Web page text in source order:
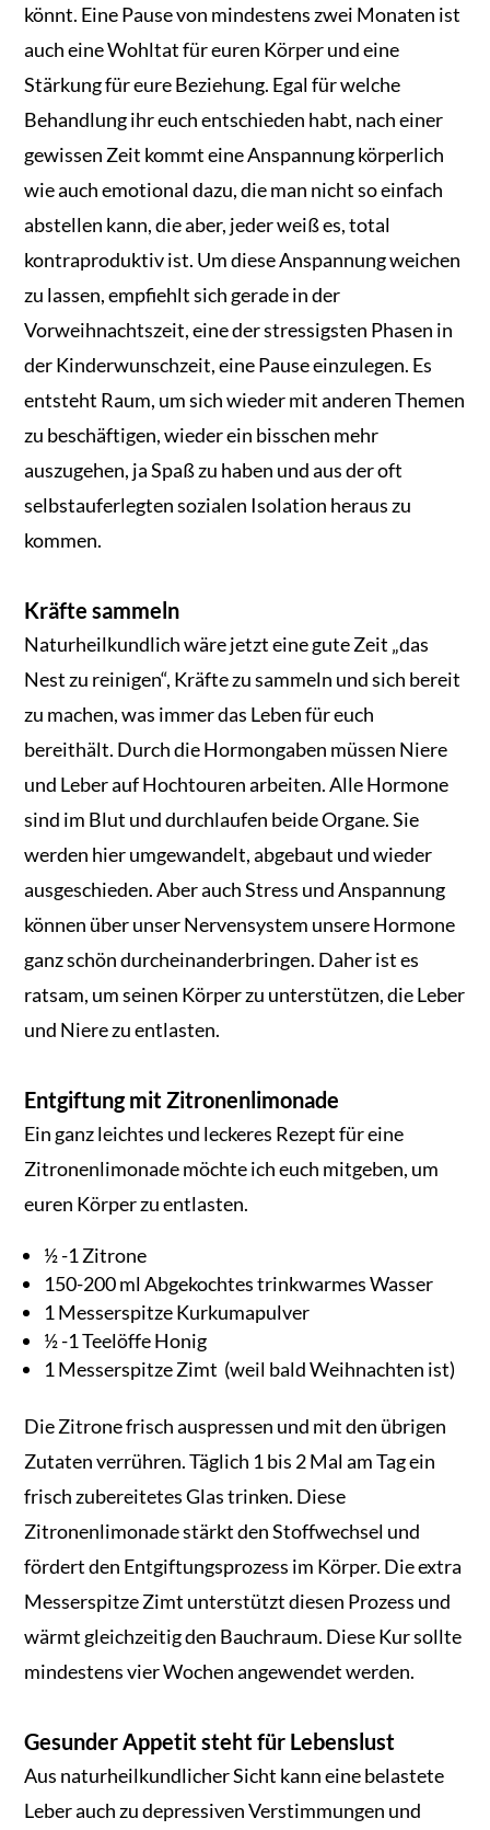
könnt. Eine Pause von mindestens zwei Monaten ist
auch eine Wohltat für euren Körper und eine
Stärkung für eure Beziehung. Egal für welche
Behandlung ihr euch entschieden habt, nach einer
gewissen Zeit kommt eine Anspannung körperlich
wie auch emotional dazu, die man nicht so einfach
abstellen kann, die aber, jeder weiß es, total
kontraproduktiv ist. Um diese Anspannung weichen
zu lassen, empfiehlt sich gerade in der
Vorweihnachtszeit, eine der stressigsten Phasen in
der Kinderwunschzeit, eine Pause einzulegen. Es
entsteht Raum, um sich wieder mit anderen Themen
zu beschäftigen, wieder ein bisschen mehr
auszugehen, ja Spaß zu haben und aus der oft
selbstauferlegten sozialen Isolation heraus zu
kommen.
Kräfte sammeln
Naturheilkundlich wäre jetzt eine gute Zeit „das
Nest zu reinigen“, Kräfte zu sammeln und sich bereit
zu machen, was immer das Leben für euch
bereithält. Durch die Hormongaben müssen Niere
und Leber auf Hochtouren arbeiten. Alle Hormone
sind im Blut und durchlaufen beide Organe. Sie
werden hier umgewandelt, abgebaut und wieder
ausgeschieden. Aber auch Stress und Anspannung
können über unser Nervensystem unsere Hormone
ganz schön durcheinanderbringen. Daher ist es
ratsam, um seinen Körper zu unterstützen, die Leber
und Niere zu entlasten.
Entgiftung mit Zitronenlimonade
Ein ganz leichtes und leckeres Rezept für eine
Zitronenlimonade möchte ich euch mitgeben, um
euren Körper zu entlasten.
½ -1 Zitrone
150-200 ml Abgekochtes trinkwarmes Wasser
1 Messerspitze Kurkumapulver
½ -1 Teelöffe Honig
1 Messerspitze Zimt (weil bald Weihnachten ist)
Die Zitrone frisch auspressen und mit den übrigen
Zutaten verrühren. Täglich 1 bis 2 Mal am Tag ein
frisch zubereitetes Glas trinken. Diese
Zitronenlimonade stärkt den Stoffwechsel und
fördert den Entgiftungsprozess im Körper. Die extra
Messerspitze Zimt unterstützt diesen Prozess und
wärmt gleichzeitig den Bauchraum. Diese Kur sollte
mindestens vier Wochen angewendet werden.
Gesunder Appetit steht für Lebenslust
Aus naturheilkundlicher Sicht kann eine belastete
Leber auch zu depressiven Verstimmungen und